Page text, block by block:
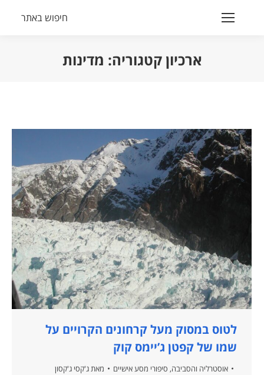
Search:
חיפוש באתר
ארכיון קטגוריה: מדינות
לטוס במסוק מעל קרחונים הקרויים על
שמו של קפטן ג’יימס קוק
אוסטרליה והסביבה, סיפורי מסע אישיים מאת ג'קסי ג'קסון